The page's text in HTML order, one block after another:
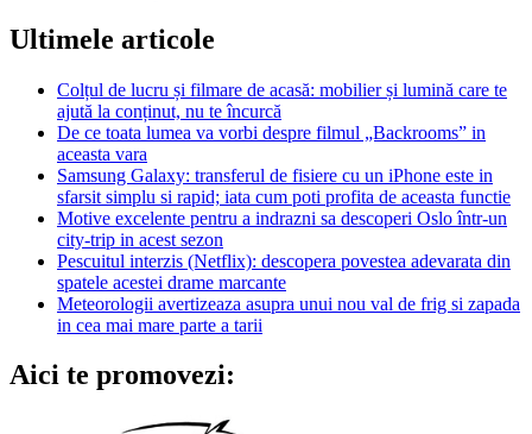
Ultimele articole
Colțul de lucru și filmare de acasă: mobilier și lumină care te
ajută la conținut, nu te încurcă
De ce toata lumea va vorbi despre filmul „Backrooms” in
aceasta vara
Samsung Galaxy: transferul de fisiere cu un iPhone este in
sfarsit simplu si rapid; iata cum poti profita de aceasta functie
Motive excelente pentru a indrazni sa descoperi Oslo într-un
city-trip in acest sezon
Pescuitul interzis (Netflix): descopera povestea adevarata din
spatele acestei drame marcante
Meteorologii avertizeaza asupra unui nou val de frig si zapada
in cea mai mare parte a tarii
Aici te promovezi: